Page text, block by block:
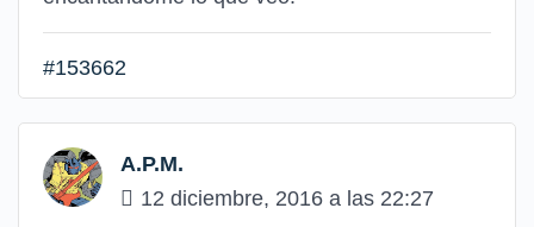
#153662
A.P.M.
12 diciembre, 2016 a las 22:27